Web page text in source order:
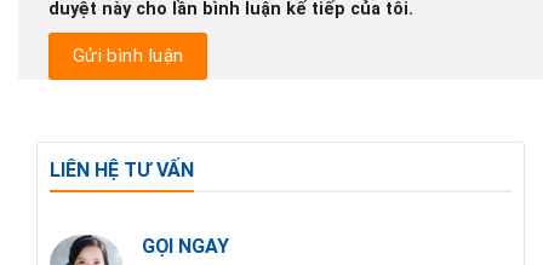
duyệt này cho lần bình luận kế tiếp của tôi.
LIÊN HỆ TƯ VẤN
GỌI NGAY